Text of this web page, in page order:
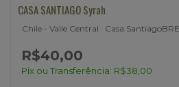
CASA SANTIAGO Syrah
Chile - Valle Central Casa
R$40,00
Pix ou Transferência: R$38,00